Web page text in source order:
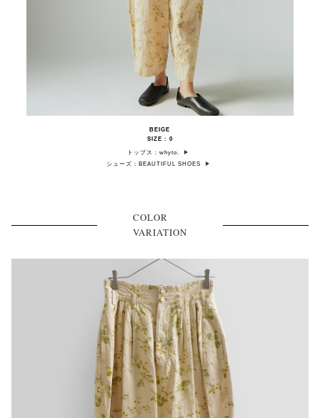
BEIGE
SIZE : 0
トップス：whyto.
シューズ：BEAUTIFUL SHOES
COLOR
VARIATION